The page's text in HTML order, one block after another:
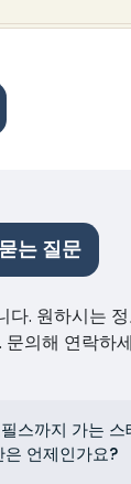
는 질문
다. 원하시는
의해 연락하
스까지 가는 스
언제인가요?